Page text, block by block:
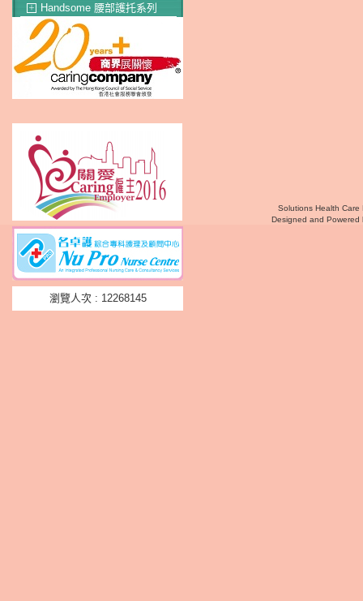
＋ Handsome 腰部護托系列
瀏覽人次 : 12268145
Solutions Health Care
Designed and